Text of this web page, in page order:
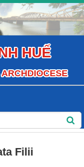
HUẾ
Filii